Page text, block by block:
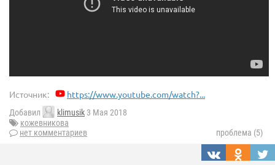
Источник: https://www.youtube.com/watch?...
Добавил klimusik 3 Мая 2018
кожевникова
нет комментариев
проблема (5)